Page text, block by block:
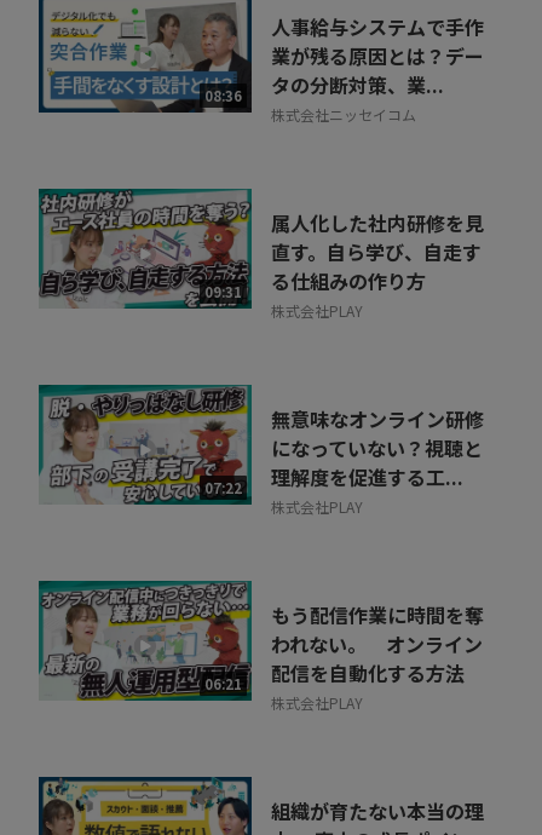
08:36
人事給与システムで手作
業が残る原因とは？デー
タの分断対策、業...
株式会社ニッセイコム
09:31
属人化した社内研修を見
直す。自ら学び、自走す
る仕組みの作り方
株式会社PLAY
07:22
無意味なオンライン研修
になっていない？視聴と
理解度を促進する工...
株式会社PLAY
06:21
もう配信作業に時間を奪
われない。 オンライン
配信を自動化する方法
株式会社PLAY
組織が育たない本当の理